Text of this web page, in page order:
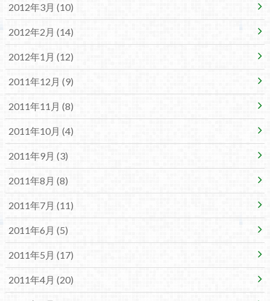
2012年3月 (10)
2012年2月 (14)
2012年1月 (12)
2011年12月 (9)
2011年11月 (8)
2011年10月 (4)
2011年9月 (3)
2011年8月 (8)
2011年7月 (11)
2011年6月 (5)
2011年5月 (17)
2011年4月 (20)